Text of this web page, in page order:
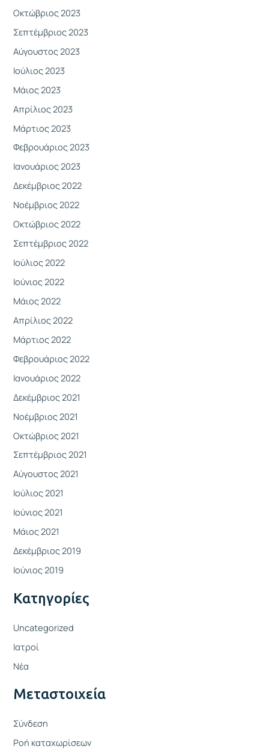
Οκτώβριος 2023
Σεπτέμβριος 2023
Αύγουστος 2023
Ιούλιος 2023
Μάιος 2023
Απρίλιος 2023
Μάρτιος 2023
Φεβρουάριος 2023
Ιανουάριος 2023
Δεκέμβριος 2022
Νοέμβριος 2022
Οκτώβριος 2022
Σεπτέμβριος 2022
Ιούλιος 2022
Ιούνιος 2022
Μάιος 2022
Απρίλιος 2022
Μάρτιος 2022
Φεβρουάριος 2022
Ιανουάριος 2022
Δεκέμβριος 2021
Νοέμβριος 2021
Οκτώβριος 2021
Σεπτέμβριος 2021
Αύγουστος 2021
Ιούλιος 2021
Ιούνιος 2021
Μάιος 2021
Δεκέμβριος 2019
Ιούνιος 2019
Kατηγορίες
Uncategorized
Ιατροί
Νέα
Μεταστοιχεία
Σύνδεση
Ροή καταχωρίσεων